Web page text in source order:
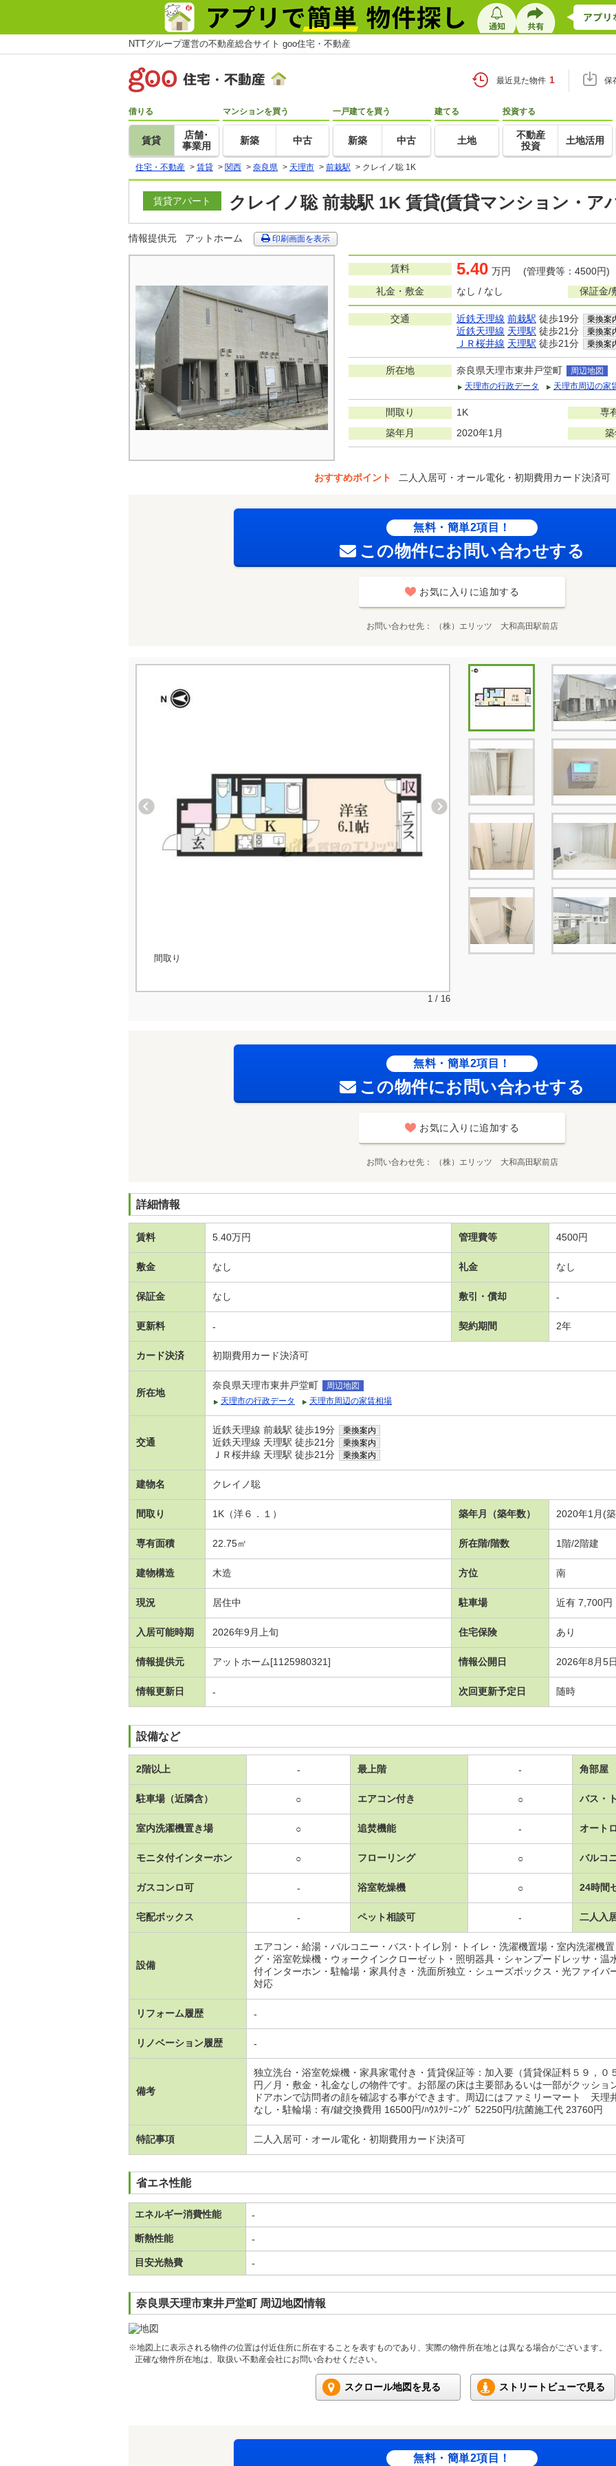
NTTグループ運営の不動産総合サイト goo住宅・不動産
最近見た物件 1 保
借りる
賃貸
店舗･
事業用
マンションを買う
新築 中古
一戸建てを買う
新築 中古
建てる
土地
投資する
不動産
投資
土地活用
住宅・不動産 > 賃貸 > 関西 > 奈良県 > 天理市 > 前栽駅 > クレイノ聡 1K
賃貸アパート クレイノ聡 前栽駅 1K 賃貸(賃貸マンション・ア
情報提供元 アットホーム 印刷画面を表示
賃料 5.40 万円 (管理費等：4500円)
礼金・敷金
なし / なし 保証金/
交通 近鉄天理線 前栽駅 徒歩19分 乗換案
近鉄天理線 天理駅 徒歩21分 乗換案
ＪＲ桜井線 天理駅 徒歩21分 乗換案
所在地 奈良県天理市東井戸堂町
周辺地図
天理市の行政データ
天理市周辺の家
間取り 1K 専
築年月 2020年1月
おすすめポイント 二人入居可・オール電化・初期費用カード決済可
無料・簡単2項目！
この物件にお問い合わせする
お気に入りに追加する
お問い合わせ先 （株）エリッツ 大和高田駅前店
間取り
1 / 16
無料・簡単2項目！
この物件にお問い合わせする
お気に入りに追加する
お問い合わせ先 （株）エリッツ 大和高田駅前店
詳細情報
賃料 5.40万円 管理費等 4500円
敷金 なし 礼金 なし
保証金 なし 敷引・償却 -
更新料 - 契約期間 2年
カード決済 初期費用カード決済可
所在地
奈良県天理市東井戸堂町
周辺地図
天理市の行政データ
天理市周辺の家賃相場
交通
近鉄天理線 前栽駅 徒歩19分 乗換案内
近鉄天理線 天理駅 徒歩21分 乗換案内
ＪＲ桜井線 天理駅 徒歩21分 乗換案内
建物名 クレイノ聡
間取り 1K（洋６．１） 築年月（築年数） 2020年1月(
専有面積 22.75㎡ 所在階/階数 1階/2階建
建物構造 木造 方位 南
現況 居住中 駐車場 近有 7,700円
入居可能時期 2026年9月上旬 住宅保険 あり
情報提供元 アットホーム[1125980321] 情報公開日 2026年8月5日
情報更新日 - 次回更新予定日 随時
設備など
2階以上 - 最上階 - 角部屋
駐車場（近隣含） ○ エアコン付き ○ バス・
室内洗濯機置き場 ○ 追焚機能 - オート
モニタ付インターホン ○ フローリング ○ バルコ
ガスコンロ可 - 浴室乾燥機 ○ 24時間
宅配ボックス - ペット相談可 - 二人入
設備
エアコン・給湯・バルコニー・バス･トイレ別・トイレ・洗濯機置場・室内洗濯機
グ・浴室乾燥機・ウォークインクローゼット・照明器具・シャンプードレッサ・温
付インターホン・駐輪場・家具付き・洗面所独立・シューズボックス・光ファイバ
対応
リフォーム履歴 -
リノベーション履歴 -
備考
独立洗台・浴室乾燥機・家具家電付き・賃貸保証等：加入要（賃貸保証料５９，０
円／月・敷金・礼金なしの物件です。お部屋の床は主要部あるいは一部がクッショ
ドアホンで訪問者の顔を確認する事ができます。周辺にはファミリーマート 天理
なし・駐輪場：有/鍵交換費用 16500円/ﾊｳｽｸﾘｰﾆﾝｸﾞ 52250円/抗菌施工代 23760円
特記事項 二人入居可・オール電化・初期費用カード決済可
省エネ性能
エネルギー消費性能 -
断熱性能 -
目安光熱費 -
奈良県天理市東井戸堂町 周辺地図情報
※地図上に表示される物件の位置は付近住所に所在することを表すものであり、実際の物件所在地とは異なる場合がございます。
正確な物件所在地は、取扱い不動産会社にお問い合わせください。
スクロール地図を見る ストリートビューで見る
無料・簡単2項目！